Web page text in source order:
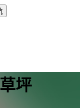
坪